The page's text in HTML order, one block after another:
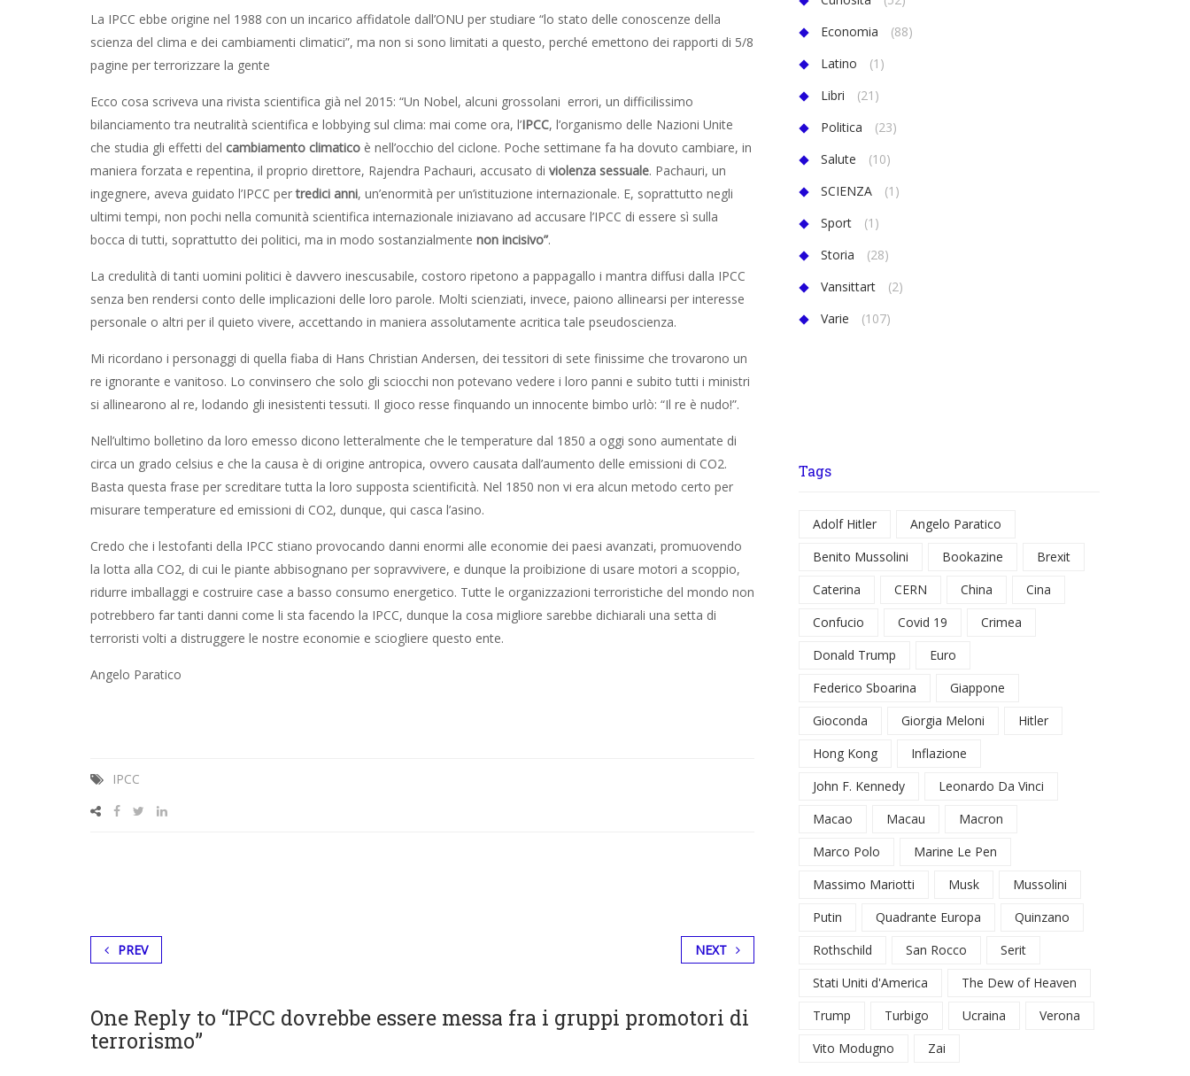
La IPCC ebbe origine nel 1988 con un incarico affidatole dall’ONU per studiare “lo stato delle conoscenze della
scienza del clima e dei cambiamenti climatici”, ma non si sono limitati a questo, perché emettono dei rapporti di 5/8
pagine per terrorizzare la gente
Ecco cosa scriveva una rivista scientifica già nel 2015: “Un Nobel, alcuni grossolani errori, un difficilissimo
bilanciamento tra neutralità scientifica e lobbying sul clima: mai come ora, l’IPCC, l’organismo delle Nazioni Unite
che studia gli effetti del cambiamento climatico è nell’occhio del ciclone. Poche settimane fa ha dovuto cambiare, in
maniera forzata e repentina, il proprio direttore, Rajendra Pachauri, accusato di violenza sessuale. Pachauri, un
ingegnere, aveva guidato l’IPCC pertredici anni, un’enormità per un’istituzione internazionale. E, soprattutto negli
ultimi tempi, non pochi nella comunità scientifica internazionale iniziavano ad accusare l’IPCC di essere sì sulla
bocca di tutti, soprattutto dei politici, ma in modo sostanzialmente non incisivo”.
La credulità di tanti uomini politici è davvero inescusabile, costoro ripetono a pappagallo i mantra diffusi dalla IPCC
senza ben rendersi conto delle implicazioni delle loro parole. Molti scienziati, invece, paiono allinearsi per interesse
personale o altri per il quieto vivere, accettando in maniera assolutamente acritica tale pseudoscienza.
Mi ricordano i personaggi di quella fiaba di Hans Christian Andersen, dei tessitori di sete finissime che trovarono un
re ignorante e vanitoso. Lo convinsero che solo gli sciocchi non potevano vedere i loro panni e subito tutti i ministri
si allinearono al re, lodando gli inesistenti tessuti. Il gioco resse finquando un innocente bimbo urlò: “Il re è nudo!”.
Nell’ultimo bolletino da loro emesso dicono letteralmente che le temperature dal 1850 a oggi sono aumentate di
circa un grado celsius e che la causa è di origine antropica, ovvero causata dall’aumento delle emissioni di CO2.
Basta questa frase per screditare tutta la loro supposta scientificità. Nel 1850 non vi era alcun metodo certo per
misurare temperature ed emissioni di CO2, dunque, qui casca l’asino.
Credo che i lestofanti della IPCC stiano provocando danni enormi alle economie dei paesi avanzati, promuovendo
la lotta alla CO2, di cui le piante abbisognano per sopravvivere, e dunque la proibizione di usare motori a scoppio,
ridurre imballaggi e costruire case a basso consumo energetico. Tutte le organizzazioni terroristiche del mondo non
potrebbero far tanti danni come li sta facendo la IPCC, dunque la cosa migliore sarebbe dichiarali una setta di
terroristi volti a distruggere le nostre economie e sciogliere questo ente.
Angelo Paratico
IPCC
PREV NEXT
One Reply to “IPCC dovrebbe essere messa fra i gruppi promotori di
terrorismo”
Economia
(88)
Latino
(1)
Libri
(21)
Politica
(23)
Salute
(10)
SCIENZA
(1)
Sport
(1)
Storia
(28)
Vansittart
(2)
Varie
(107)
Tags
Adolf Hitler
Angelo Paratico
Benito Mussolini
Bookazine
Brexit
Caterina
CERN China
Cina
Confucio
Covid 19
Crimea
Donald Trump
Euro
Federico Sboarina
Giappone
Gioconda
Giorgia Meloni
Hitler
Hong Kong
Inflazione
John F. Kennedy
Leonardo Da Vinci
Macao
Macau
Macron
Marco Polo
Marine Le Pen
Massimo Mariotti
Musk
Mussolini
Putin
Quadrante Europa
Quinzano
Rothschild
San Rocco
Serit
Stati Uniti d'America
The Dew of Heaven
Trump
Turbigo Ucraina
Verona
Vito Modugno
Zai